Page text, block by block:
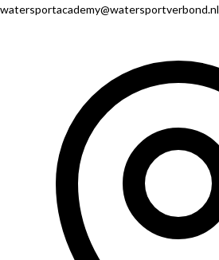
watersportacademy@watersportverbond.nl